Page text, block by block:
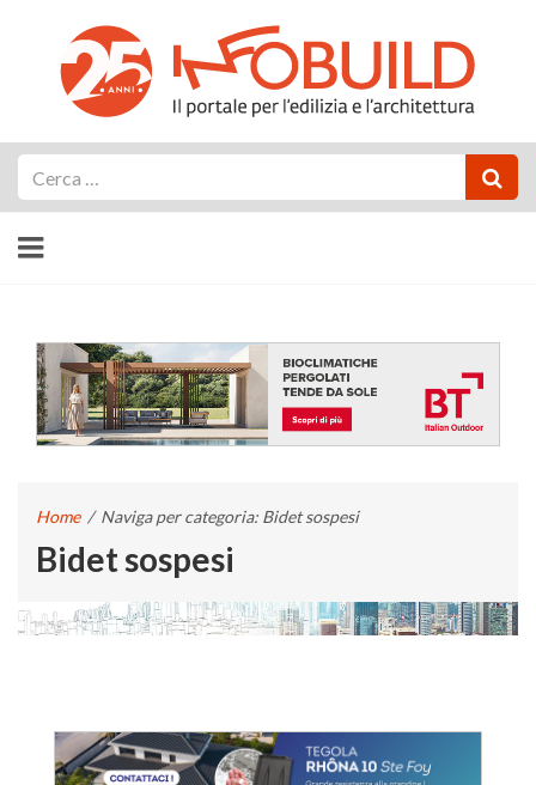
Home / Naviga per categoria: Bidet sospesi
Bidet sospesi